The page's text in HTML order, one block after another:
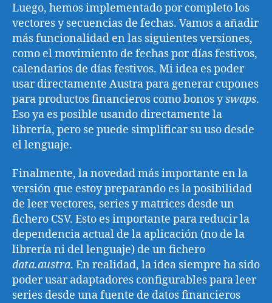
Luego, hemos implementado por completo los
vectores y secuencias de fechas. Vamos a añadir
más funcionalidad en las siguientes versiones,
como el movimiento de fechas por días festivos,
calendarios de días festivos. Mi idea es poder
usar directamente Austra para generar cupones
para productos financieros como bonos yswaps.
Eso ya es posible usando directamente la
librería, pero se puede simplificar su uso desde
el lenguaje.
Finalmente, la novedad más importante en la
versión que estoy preparando es la posibilidad
de leer vectores, series y matrices desde un
fichero CSV. Esto es importante para reducir la
dependencia actual de la aplicación (no de la
librería ni del lenguaje) de un fichero
data.austra. En realidad, la idea siempre ha sido
poder usar adaptadores configurables para leer
series desde una fuente de datos financieros